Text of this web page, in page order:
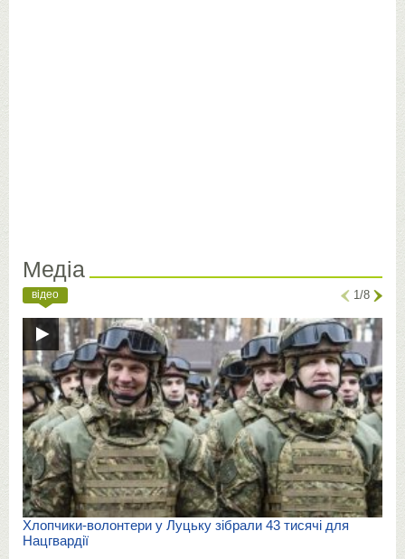
Медіа
відео 1/8
Хлопчики-волонтери у Луцьку зібрали 43 тисячі для
Нацгвардії